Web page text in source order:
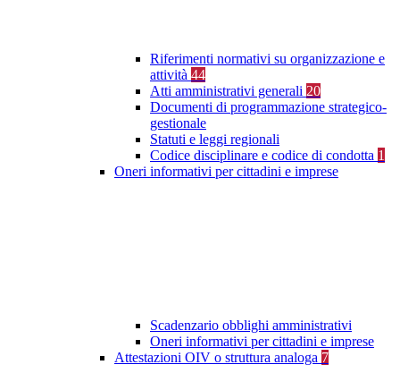
Riferimenti normativi su organizzazione e
attività 44
Atti amministrativi generali 20
Documenti di programmazione strategico-
gestionale
Statuti e leggi regionali
Codice disciplinare e codice di condotta 1
Oneri informativi per cittadini e imprese
Scadenzario obblighi amministrativi
Oneri informativi per cittadini e imprese
Attestazioni OIV o struttura analoga 7